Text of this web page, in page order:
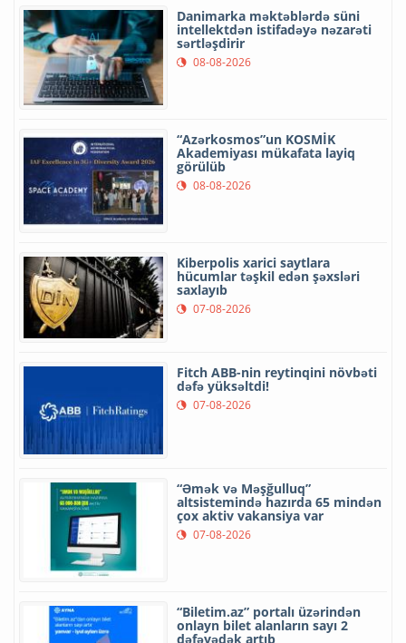
Danimarka məktəblərdə süni
intellektdən istifadəyə nəzarəti
sərtləşdirir
08-08-2026
“Azərkosmos”un KOSMİK
Akademiyası mükafata layiq
görülüb
08-08-2026
Kiberpolis xarici saytlara
hücumlar təşkil edən şəxsləri
saxlayıb
07-08-2026
Fitch ABB-nin reytinqini növbəti
dəfə yüksəltdi!
07-08-2026
“Əmək və Məşğulluq”
altsistemində hazırda 65 mindən
çox aktiv vakansiya var
07-08-2026
“Biletim.az” portalı üzərindən
onlayn bilet alanların sayı 2
dəfəyədək artıb